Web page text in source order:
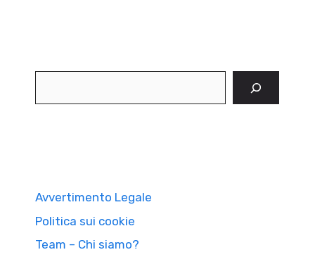
Avvertimento Legale
Politica sui cookie
Team – Chi siamo?